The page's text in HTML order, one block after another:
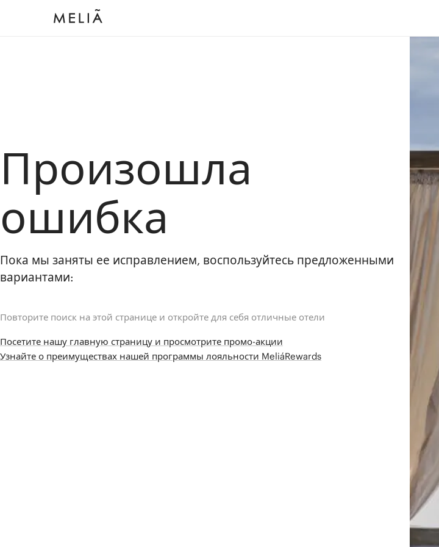
Произошла
ошибка
Пока мы заняты ее исправлением, воспользуйтесь предложенными
вариантами:
Повторите поиск на этой странице и откройте для себя отличные отели
Посетите нашу главную страницу и просмотрите промо-акции
Узнайте о преимуществах нашей программы лояльности MeliáRewards